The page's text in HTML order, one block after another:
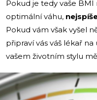
Pokud je tedy vaše
optimální váhu,
Pokud vám však vyšel
připraví vás váš lékař
vašem životním stylu